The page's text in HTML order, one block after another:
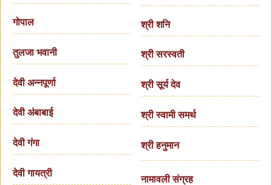
गोपाल
तुलजा भवानी
देवी अन्नपूर्णा
देवी अंबाबाई
देवी गंगा
देवी गायत्री
श्री शनि
श्री सरस्वती
श्री सूर्य देव
श्री स्वामी समर्थ
श्री हनुमान
नामावली संग्रह